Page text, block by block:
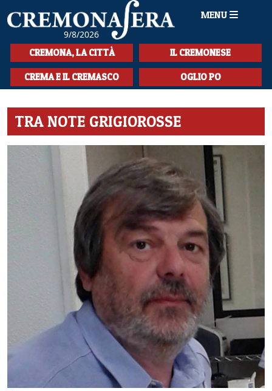
9/8/2026
MENU
HOME
CRONACA
LA MUSICA
CULTURA
SPETTACOLI
L'EDITORIALE
CREMONA, LA CITTÀ IL CREMONESE
CREMA E IL CREMASCO OGLIO PO
TRA NOTE GRIGIOROSSE